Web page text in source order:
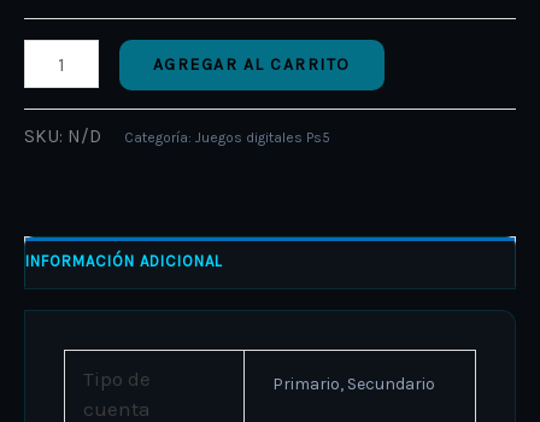
AGREGAR AL CARRITO
SKU: N/D Categoría: Juegos digitales Ps5
INFORMACIÓN ADICIONAL
Tipo de
cuenta
Primario, Secundario